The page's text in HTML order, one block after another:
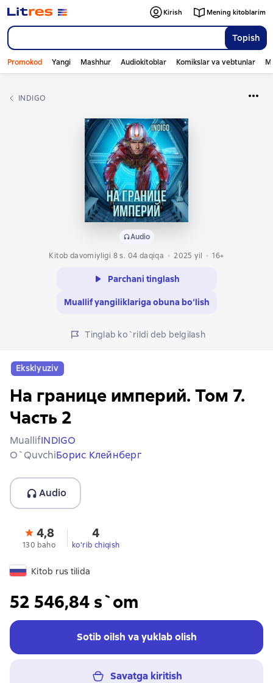
Topish
Kirish Mening kitoblarim
Promokod Yangi Mashhur Audiokitoblar Komikslar va vebtunlar
INDIGO
Audio
Kitob davomiyligi 8 s. 04 daqiqa
2025 yil 16+
Parchani tinglash
Muallif yangiliklariga obuna bo‘lish
Tinglab ko`rildi deb belgilash
Eksklyuziv
На границе империй. Том 7.
Часть 2
MuallifINDIGO
O`quvchiБорис Клейнберг
Audio
4,8
130 baho
4
ko'rib chiqish
Kitob rus tilida
52 546,84 s`om
Sotib oilsh va yuklab olish
Savatga kiritish